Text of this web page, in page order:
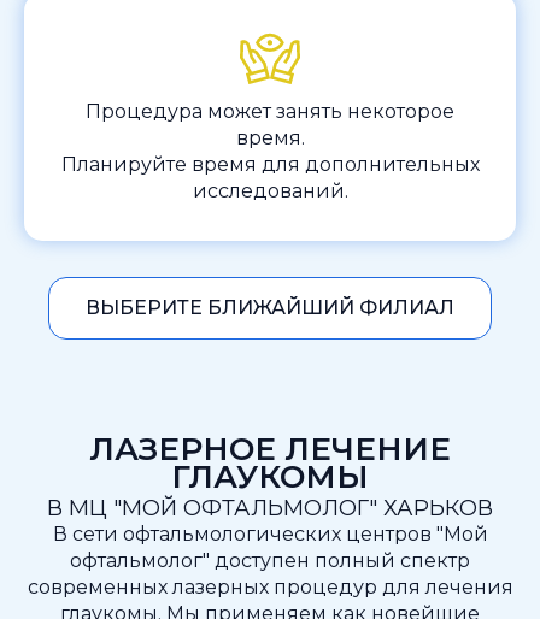
Процедура может занять некоторое
время.
Планируйте время для дополнительных
исследований.
ВЫБЕРИТЕ БЛИЖАЙШИЙ ФИЛИАЛ
ЛАЗЕРНОЕ ЛЕЧЕНИЕ
ГЛАУКОМЫ
В МЦ "МОЙ ОФТАЛЬМОЛОГ" ХАРЬКОВ
В сети офтальмологических центров "Мой
офтальмолог" доступен полный спектр
современных лазерных процедур для лечения
глаукомы. Мы применяем как новейшие